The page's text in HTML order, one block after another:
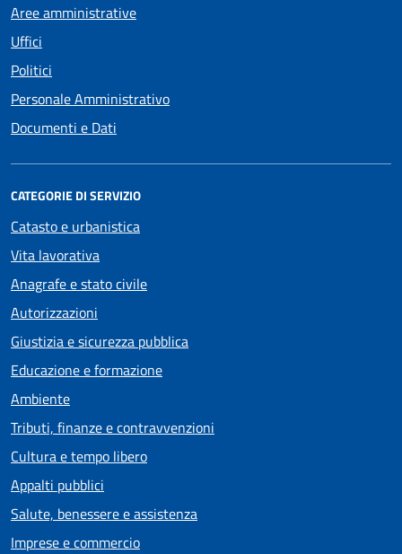
Aree amministrative
Uffici
Politici
Personale Amministrativo
Documenti e Dati
CATEGORIE DI SERVIZIO
Catasto e urbanistica
Vita lavorativa
Anagrafe e stato civile
Autorizzazioni
Giustizia e sicurezza pubblica
Educazione e formazione
Ambiente
Tributi, finanze e contravvenzioni
Cultura e tempo libero
Appalti pubblici
Salute, benessere e assistenza
Imprese e commercio